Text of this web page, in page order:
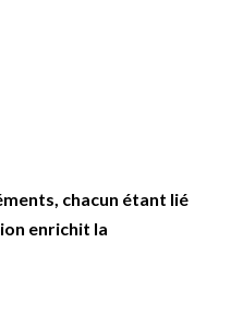
chacun étant lié
enrichit la